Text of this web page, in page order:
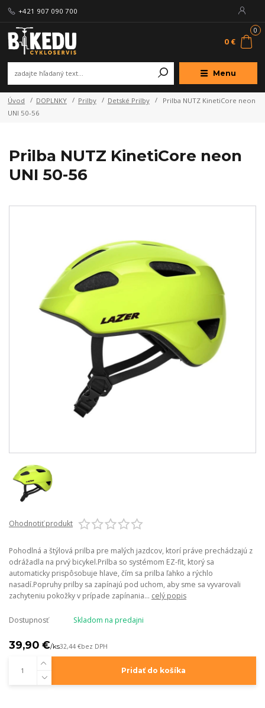
Menu
+421 907 090 700
0
0 €
Úvod DOPLNKY Prilby Detské Prilby
Prilba NUTZ KinetiCore neon
UNI 50-56
Prilba NUTZ KinetiCore neon
UNI 50-56
Ohodnotiť produkt
Pohodlná a štýlová prilba pre malých jazdcov, ktorí práve prechádzajú z
odrážadla na prvý bicykel.Prilba so systémom EZ-fit, ktorý sa
automaticky prispôsobuje hlave, čím sa prilba ľahko a rýchlo
nasadí.Popruhy prilby sa zapínajú pod uchom, aby sme sa vyvarovali
zachyteniu pokožky v prípade zapínania... celý popis
Dostupnosť Skladom na predajni
39,90 €/ks32,44 €bez DPH
Pridať do košíka